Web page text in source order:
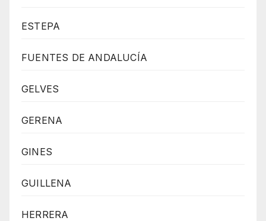
ESTEPA
FUENTES DE ANDALUCÍA
GELVES
GERENA
GINES
GUILLENA
HERRERA